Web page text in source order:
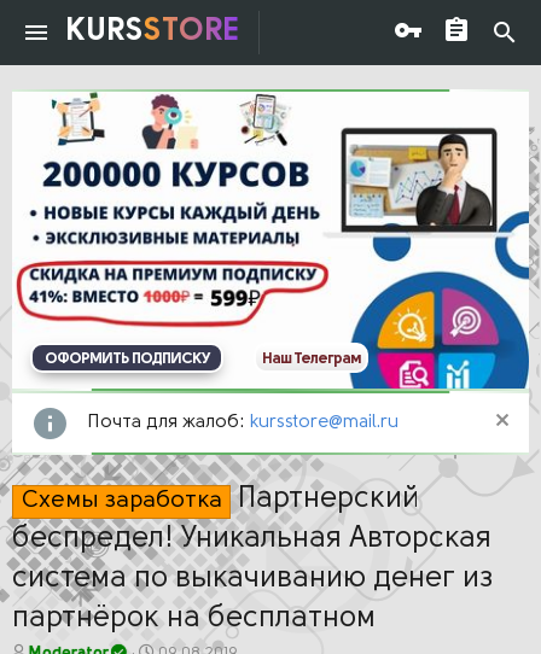
KURSSTORE
ОФОРМИТЬ ПОДПИСКУ Наш Телеграм
Почта для жалоб: kursstore@mail.ru
Схемы заработка Партнерский
беспредел! Уникальная Авторская
система по выкачиванию денег из
партнёрок на бесплатном